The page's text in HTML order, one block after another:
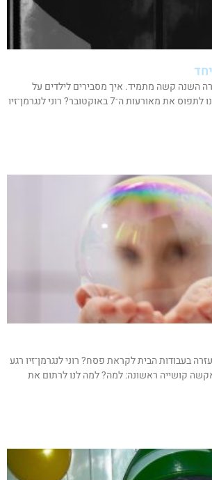
השנה קשה מתמיד. איך מסבירים לילדים על
השואה, כשעדיין קשה לנו לתפוס את מאורעות ה־7 באוקטובר? רוני לנגרמן־זיו
בעבודות הבית לקראת פסח? רוני לנגרמן־זיו רגע
קושייה ראשונה: למה? למה לנו לרתום את